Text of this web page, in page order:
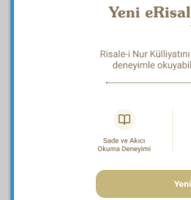
O
âlem